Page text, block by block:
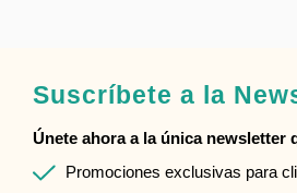
Suscríbete a la
Únete ahora a la única newsletter
Promociones exclusivas para